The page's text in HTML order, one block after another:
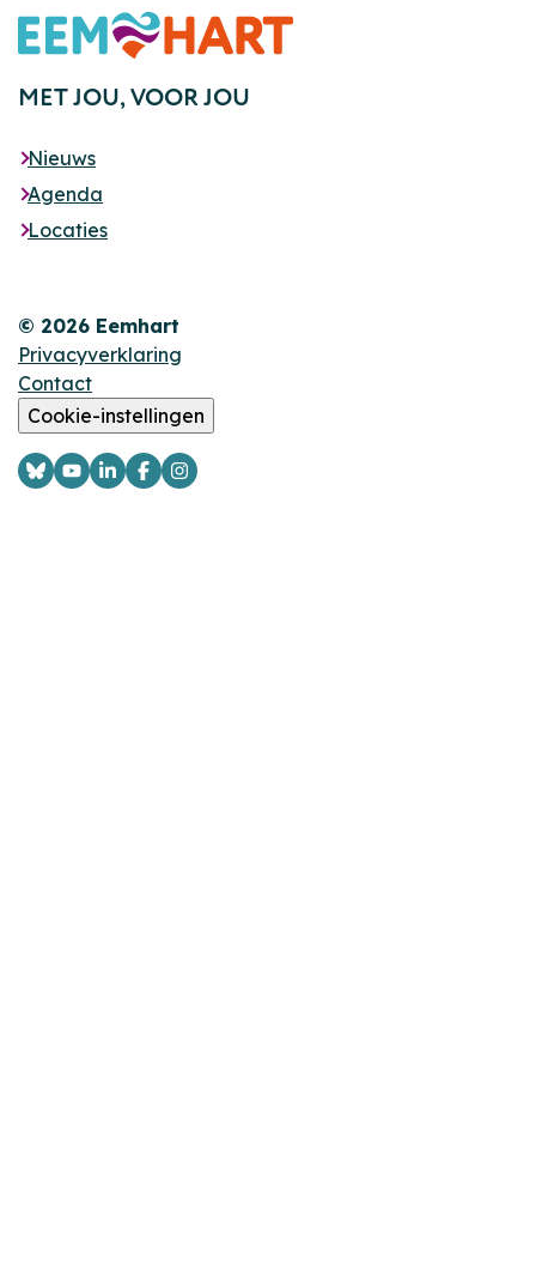
Footer
MET JOU,VOOR JOU
Nieuws
Agenda
Locaties
© 2026 Eemhart
Privacyverklaring
Contact
Cookie-instellingen
LogoLogoLogoLogoLogo